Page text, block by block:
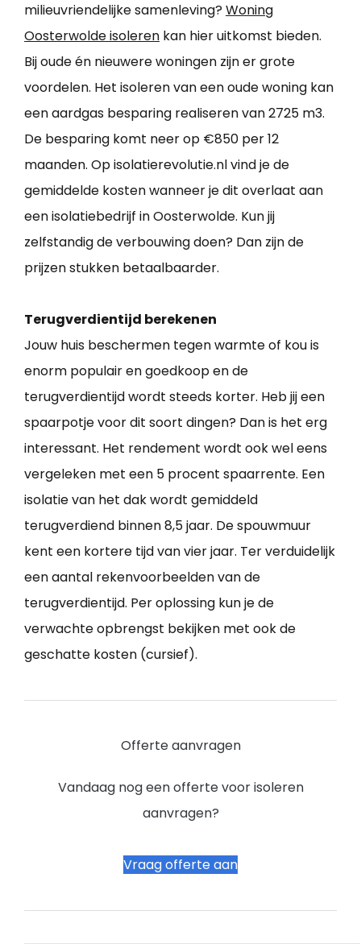
milieuvriendelijke samenleving? Woning
Oosterwolde isoleren kan hier uitkomst bieden.
Bij oude én nieuwere woningen zijn er grote
voordelen. Het isoleren van een oude woning kan
een aardgas besparing realiseren van 2725 m3.
De besparing komt neer op €850 per 12
maanden. Op isolatierevolutie.nl vind je de
gemiddelde kosten wanneer je dit overlaat aan
een isolatiebedrijf in Oosterwolde. Kun jij
zelfstandig de verbouwing doen? Dan zijn de
prijzen stukken betaalbaarder.
Terugverdientijd berekenen
Jouw huis beschermen tegen warmte of kou is
enorm populair en goedkoop en de
terugverdientijd wordt steeds korter. Heb jij een
spaarpotje voor dit soort dingen? Dan is het erg
interessant. Het rendement wordt ook wel eens
vergeleken met een 5 procent spaarrente. Een
isolatie van het dak wordt gemiddeld
terugverdiend binnen 8,5 jaar. De spouwmuur
kent een kortere tijd van vier jaar. Ter verduidelijk
een aantal rekenvoorbeelden van de
terugverdientijd. Per oplossing kun je de
verwachte opbrengst bekijken met ook de
geschatte kosten (cursief).
Offerte aanvragen
Vandaag nog een offerte voor isoleren
aanvragen?
Vraag offerte aan